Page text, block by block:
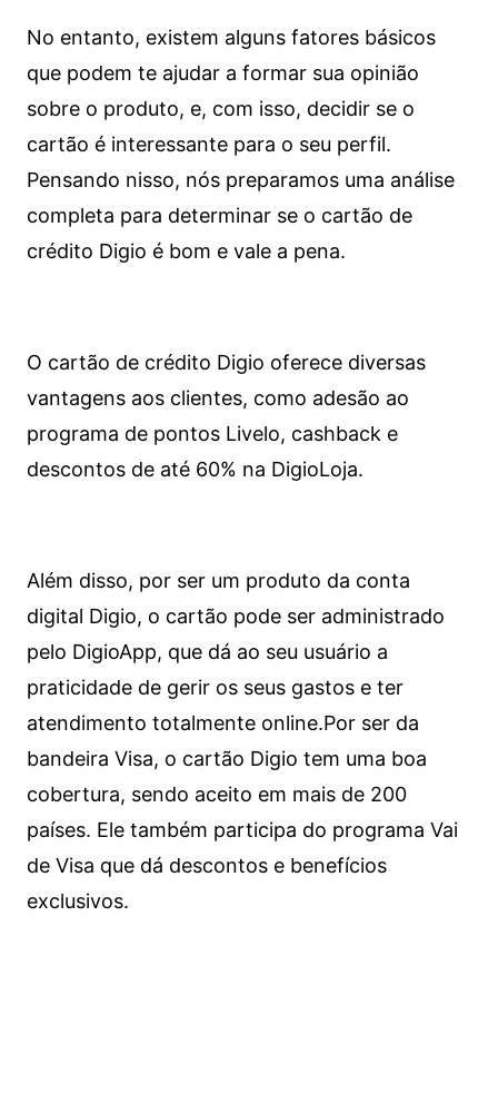
No entanto, existem alguns fatores básicos
que podem te ajudar a formar sua opinião
sobre o produto, e, com isso, decidir se o
cartão é interessante para o seu perfil.
Pensando nisso, nós preparamos uma análise
completa para determinar se o cartão de
crédito Digio é bom e vale a pena.
O cartão de crédito Digio oferece diversas
vantagens aos clientes, como adesão ao
programa de pontos Livelo, cashback e
descontos de até 60% na DigioLoja.
Além disso, por ser um produto da conta
digital Digio, o cartão pode ser administrado
pelo DigioApp, que dá ao seu usuário a
praticidade de gerir os seus gastos e ter
atendimento totalmente online.Por ser da
bandeira Visa, o cartão Digio tem uma boa
cobertura, sendo aceito em mais de 200
países. Ele também participa do programa Vai
de Visa que dá descontos e benefícios
exclusivos.